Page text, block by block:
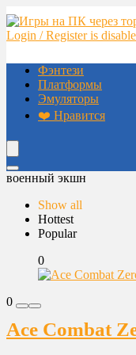
Login / Register is
Фэнтези
Платформы
Эмуляторы
❤️ Нравится
военный экшн
Show all
Hottest
Popular
0
0
Ace Combat